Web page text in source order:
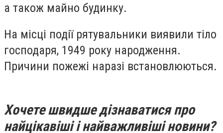
а також майно будинку.
На місці події рятувальники виявили тіло
господаря, 1949 року народження.
Причини пожежі наразі встановлюються.
Хочете швидше дізнаватися про
найцікавіші і найважливіші новини?